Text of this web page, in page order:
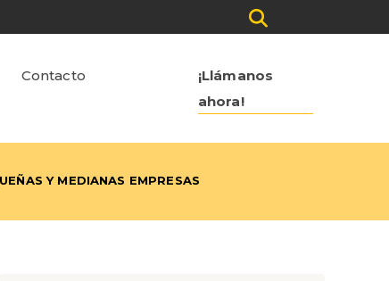
Contacto
¡Llámanos
ahora!
Y MEDIANAS EMPRESAS